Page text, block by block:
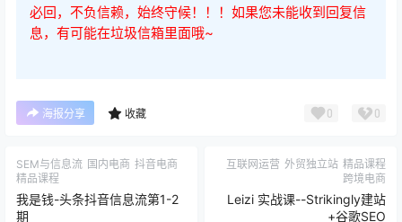
息，有可能在垃圾信箱里面哦~
精品课程
我是钱-头条抖音信息流第1-2
期
2023-12-1 1:25:20
跨境电商
Leizi 实战课--Strikingly建站
+谷歌SEO
2023-12-1 14:25:42